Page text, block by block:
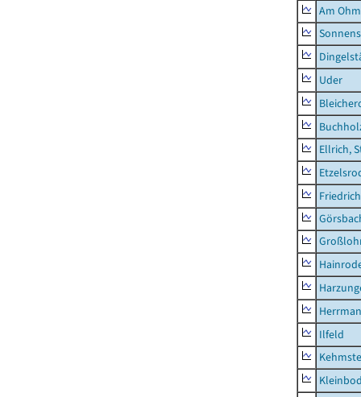
Am
Uder
Ellrich,
Ilfeld